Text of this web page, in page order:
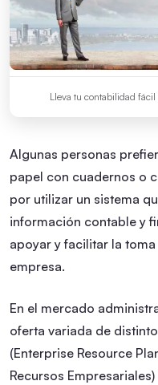
Lleva tu contabilidad fácil
Algunas personas
papel con cuadernos o
por utilizar un sistema
información contable y
apoyar y facilitar la
empresa.
En el mercado
oferta variada de
(Enterprise Resource
Recursos